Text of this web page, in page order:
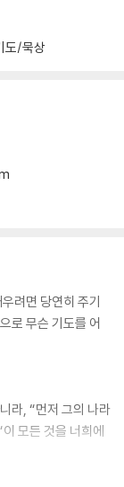
도/묵상
려면 당연히 주기
로 무슨 기도를 어
라, “먼저 그의 나라
모든 것을 너희에